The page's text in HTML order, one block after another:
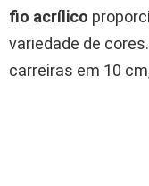
fio acrílico
variedade de cores.
carreiras em 10